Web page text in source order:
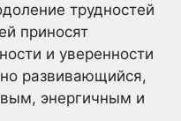
трудностей
приносят
и уверенности
развивающийся,
энергичным и